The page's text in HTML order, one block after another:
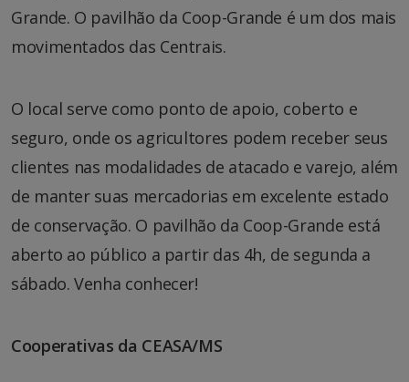
Grande. O pavilhão da Coop-Grande é um dos mais
movimentados das Centrais.
O local serve como ponto de apoio, coberto e
seguro, onde os agricultores podem receber seus
clientes nas modalidades de atacado e varejo, além
de manter suas mercadorias em excelente estado
de conservação. O pavilhão da Coop-Grande está
aberto ao público a partir das 4h, de segunda a
sábado. Venha conhecer!
Cooperativas da CEASA/MS